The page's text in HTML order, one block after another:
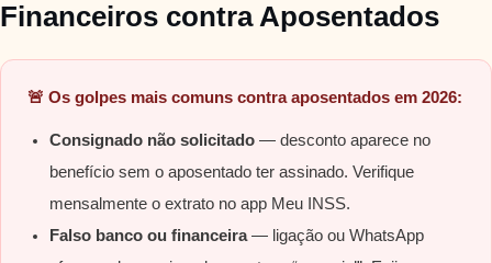
Financeiros contra Aposentados
🚨 Os golpes mais comuns contra aposentados em 2026:
Consignado não solicitado — desconto aparece no
benefício sem o aposentado ter assinado. Verifique
mensalmente o extrato no app Meu INSS.
Falso banco ou financeira— ligação ou WhatsApp